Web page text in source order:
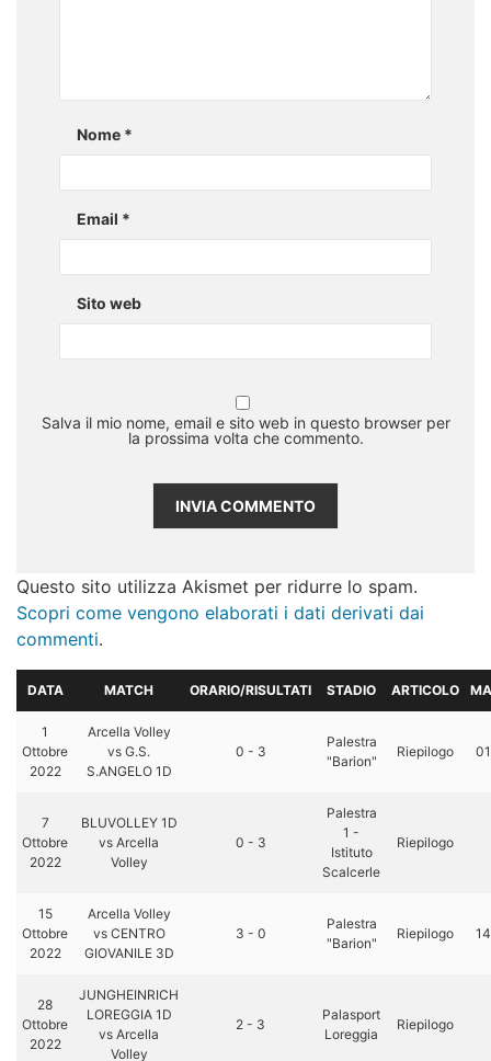
Nome *
Email *
Sito web
Salva il mio nome, email e sito web in questo browser per
la prossima volta che commento.
Questo sito utilizza Akismet per ridurre lo spam.
Scopri come vengono elaborati i dati derivati dai
commenti.
DATA MATCH ORARIO/RISULTATI STADIO ARTICOLO
1
Ottobre
2022
Arcella Volley
vs G.S.
S.ANGELO 1D
0 - 3
Palestra
"Barion"
Riepilogo
7
Ottobre
2022
BLUVOLLEY 1D
vs Arcella
Volley
0 - 3
Palestra
1 -
Istituto
Scalcerle
Riepilogo
15
Ottobre
2022
Arcella Volley
vs CENTRO
GIOVANILE 3D
3 - 0
Palestra
"Barion"
Riepilogo
28
Ottobre
2022
JUNGHEINRICH
LOREGGIA 1D
vs Arcella
Volley
2 - 3
Palasport
Loreggia
Riepilogo